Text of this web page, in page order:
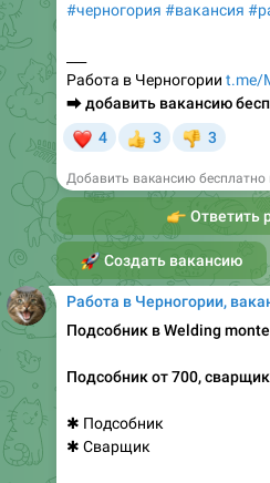
#черногория #вакансия
Работа в Черногории t.me/
⮕добавить вакансию
4 3
👎
3
Добавить вакансию
👉Ответить
Создать вакансию
Работа в Черногории,
Подсобник в Welding
Подсобник от 700,
✱ Подсобник
✱ Сварщик